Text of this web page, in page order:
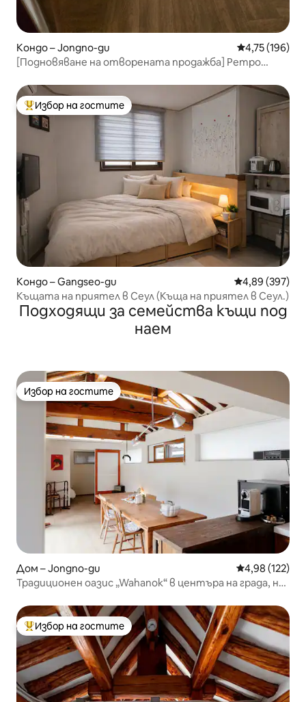
Кондо – Jongno-gu Средна
4,75 (196)
[Подновяване на отворената продажба] Ретро
Най-популярен избор на гостите
Избор на гостите
Кондо – Gangseo-gu Средна
4,89 (397)
Къщата на приятел в Сеул (Къща на приятел в Сеул.)
Подходящи за семейства къщи под
наем
Избор на гостите
Избор на гостите
Дом – Jongno-gu Средна
4,98 (122)
Традиционен оазис „Wahanok“ в центъра на града, на
Най-популярен избор на гостите
Избор на гостите